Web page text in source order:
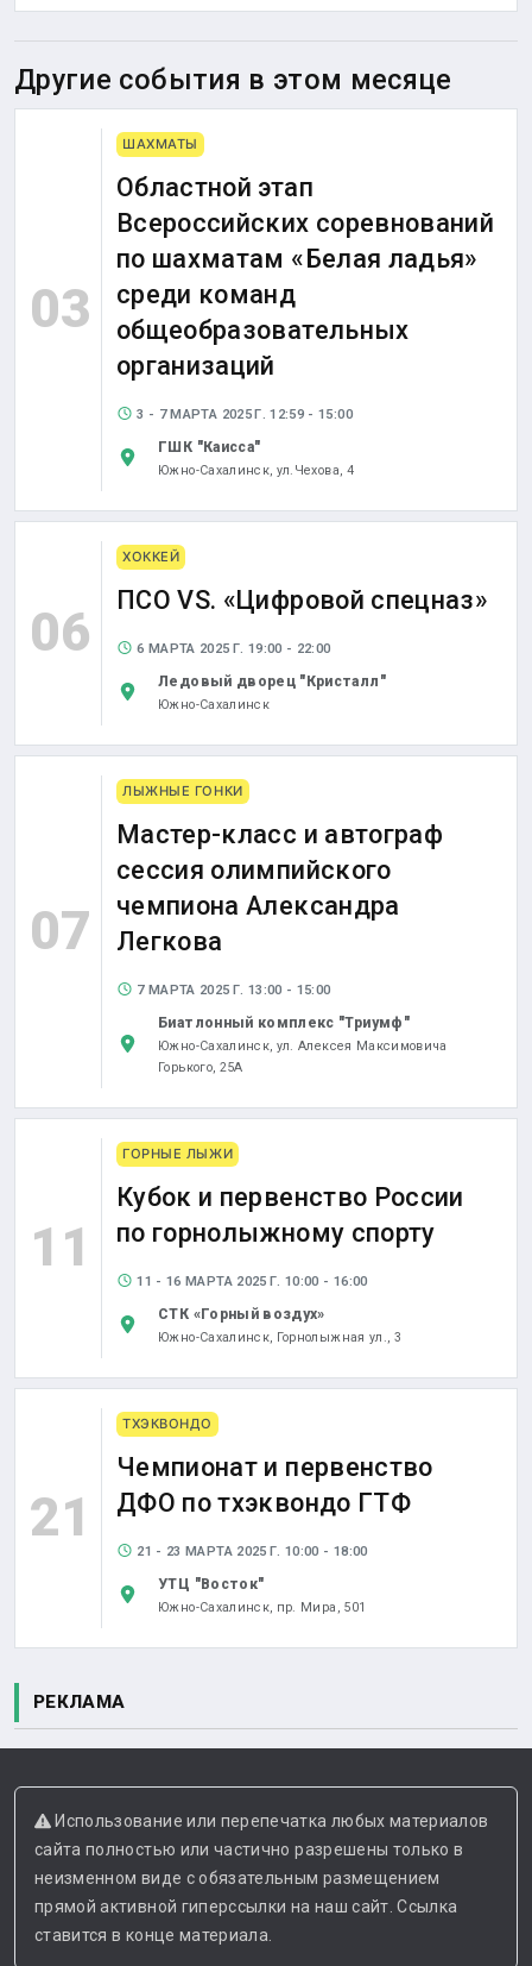
Другие события в этом месяце
03
ШАХМАТЫ
Областной этап
Всероссийских соревнований
по шахматам «Белая ладья»
среди команд
общеобразовательных
организаций
3 - 7 МАРТА 2025 Г. 12:59 - 15:00
ГШК "Каисса"
Южно-Сахалинск, ул.Чехова, 4
06
ХОККЕЙ
ПСО VS. «Цифровой спецназ»
6 МАРТА 2025 Г. 19:00 - 22:00
Ледовый дворец "Кристалл"
Южно-Сахалинск
07
ЛЫЖНЫЕ ГОНКИ
Мастер-класс и автограф
сессия олимпийского
чемпиона Александра
Легкова
7 МАРТА 2025 Г. 13:00 - 15:00
Биатлонный комплекс "Триумф"
Южно-Сахалинск, ул. Алексея Максимовича
Горького, 25А
11
ГОРНЫЕ ЛЫЖИ
Кубок и первенство России
по горнолыжному спорту
11 - 16 МАРТА 2025 Г. 10:00 - 16:00
СТК «Горный воздух»
Южно-Сахалинск, Горнолыжная ул., 3
21
ТХЭКВОНДО
Чемпионат и первенство
ДФО по тхэквондо ГТФ
21 - 23 МАРТА 2025 Г. 10:00 - 18:00
УТЦ "Восток"
Южно-Сахалинск, пр. Мира, 501
РЕКЛАМА
Использование или перепечатка любых материалов
сайта полностью или частично разрешены только в
неизменном виде с обязательным размещением
прямой активной гиперссылки на наш сайт. Ссылка
ставится в конце материала.